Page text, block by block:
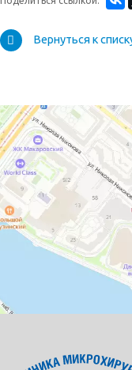
Вернуться к